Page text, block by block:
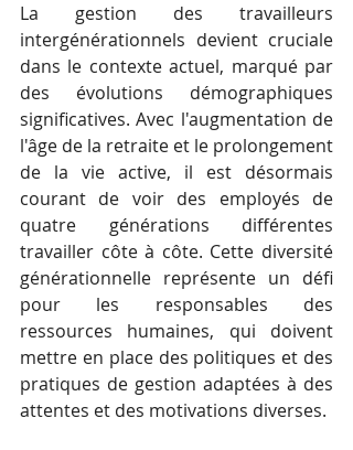
La gestion des travailleurs
intergénérationnels devient cruciale
dans le contexte actuel, marqué par
des évolutions démographiques
significatives. Avec l'augmentation de
l'âge de la retraite et le prolongement
de la vie active, il est désormais
courant de voir des employés de
quatre générations différentes
travailler côte à côte. Cette diversité
générationnelle représente un défi
pour les responsables des
ressources humaines, qui doivent
mettre en place des politiques et des
pratiques de gestion adaptées à des
attentes et des motivations diverses.